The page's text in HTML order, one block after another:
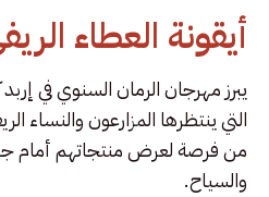
أيقونة العطاء
يبرز مهرجان الرمان السنوي في
التي ينتظرها المزارعون والنساء
من فرصة لعرض منتجاتهم أمام
والسياح.